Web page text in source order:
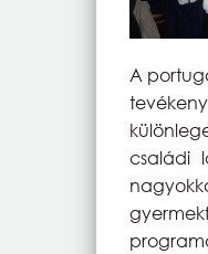
A
családi